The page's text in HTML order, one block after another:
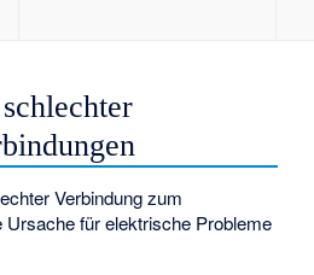
Verbindung zum
für elektrische Probleme